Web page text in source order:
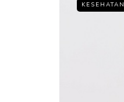
KESEHATAN